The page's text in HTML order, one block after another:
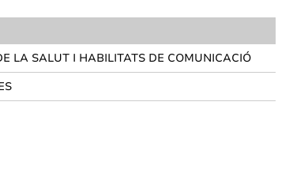
LA SALUT I HABILITATS DE COMUNICACIÓ